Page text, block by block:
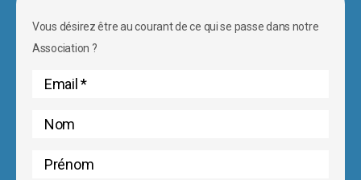
Vous désirez être au courant de ce qui se passe dans notre
Association ?